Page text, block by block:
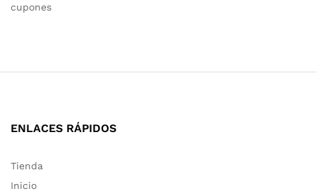
cupones
ENLACES RÁPIDOS
Tienda
Inicio